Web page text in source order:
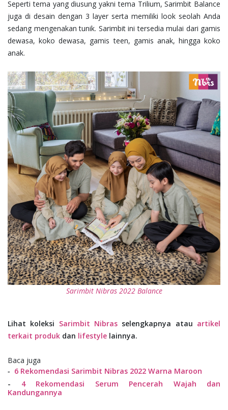
Seperti tema yang diusung yakni tema Trilium, Sarimbit Balance
juga di desain dengan 3 layer serta memiliki look seolah Anda
sedang mengenakan tunik. Sarimbit ini tersedia mulai dari gamis
dewasa, koko dewasa, gamis teen, gamis anak, hingga koko
anak.
Sarimbit Nibras 2022 Balance
Lihat koleksi Sarimbit Nibras selengkapnya atau artikel
terkait produk dan lifestyle lainnya.
Baca juga
- 6 Rekomendasi Sarimbit Nibras 2022 Warna Maroon
- 4 Rekomendasi Serum Pencerah Wajah dan
Kandungannya